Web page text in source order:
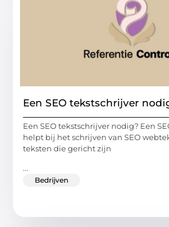
Een SEO tekstschrijver
Een SEO tekstschrijver nodig? Een
helpt bij het schrijven van SEO
teksten die gericht zijn
...
Bedrijven